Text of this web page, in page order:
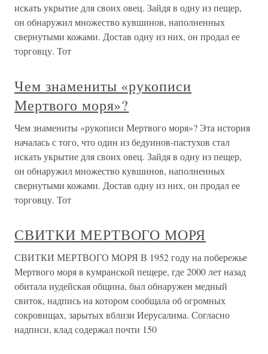
искать укрытие для своих овец. Зайдя в одну из пещер,
он обнаружил множество кувшинов, наполненных
свернутыми кожами. Достав одну из них, он продал ее
торговцу. Тот
Чем знамениты «рукописи
Мертвого моря»?
Чем знамениты «рукописи Мертвого моря»? Эта история
началась с того, что один из бедуинов-пастухов стал
искать укрытие для своих овец. Зайдя в одну из пещер,
он обнаружил множество кувшинов, наполненных
свернутыми кожами. Достав одну из них, он продал ее
торговцу. Тот
СВИТКИ МЕРТВОГО МОРЯ
СВИТКИ МЕРТВОГО МОРЯ В 1952 году на побережье
Мертвого моря в кумранской пещере, где 2000 лет назад
обитала иудейская община, был обнаружен медный
свиток, надпись на котором сообщала об огромных
сокровищах, зарытых вблизи Иерусалима. Согласно
надписи, клад содержал почти 150